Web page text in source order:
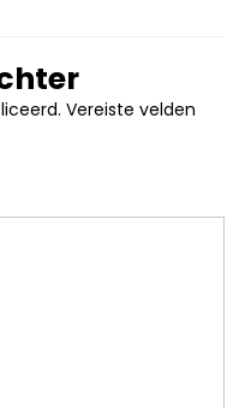
Vereiste velden